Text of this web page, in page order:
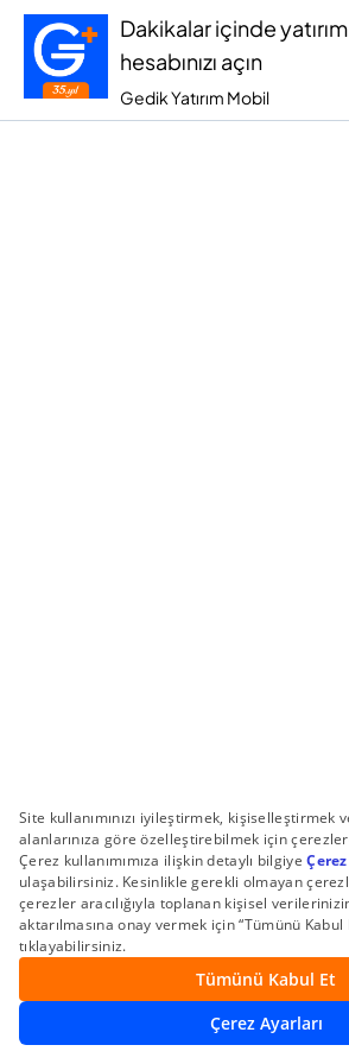
Dakikalar içinde yatırım
hesabınızı açın
Gedik Yatırım Mobil